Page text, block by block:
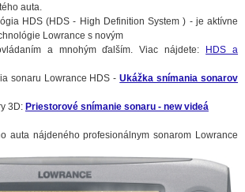
auta.
HDS (HDS - High Definition System ) - je aktívne
Lowrance s novým
a mnohým ďalším. Viac nájdete: HDS a
sonaru Lowrance HDS -Ukážka snímania sonarov
3D: Priestorové snímanie sonaru - new videá
auta nájdeného profesionálnym sonarom Lowrance